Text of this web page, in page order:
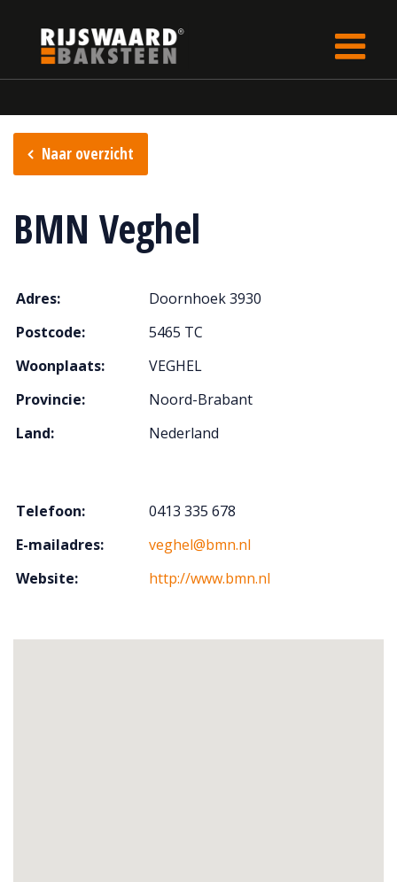
Naar overzicht
BMN Veghel
Adres:
Doornhoek 3930
Postcode:
5465 TC
Woonplaats:
VEGHEL
Provincie:
Noord-Brabant
Land:
Nederland
Telefoon:
0413 335 678
E-mailadres:
veghel@bmn.nl
Website:
http://www.bmn.nl